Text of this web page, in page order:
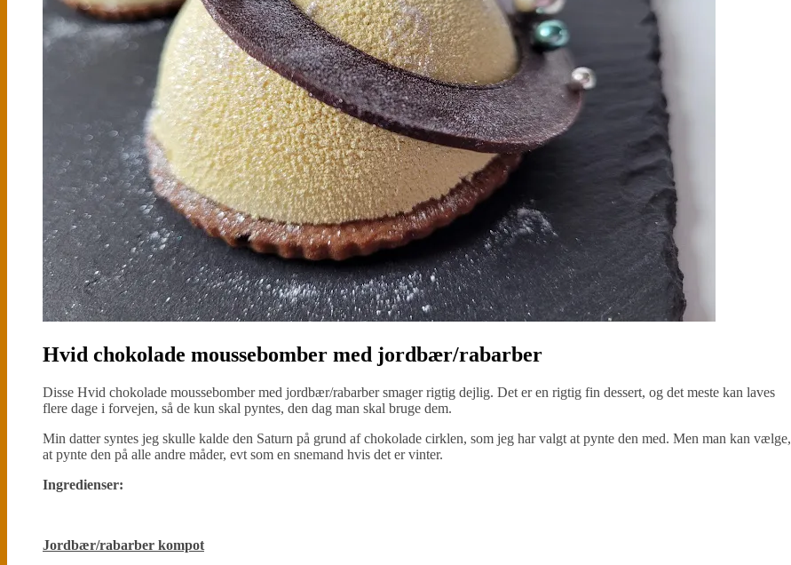
Hvid chokolade moussebomber med jordbær/rabarber
Disse Hvid chokolade moussebomber med jordbær/rabarber smager rigtig dejlig. Det er en rigtig fin dessert, og det meste kan laves
flere dage i forvejen, så de kun skal pyntes, den dag man skal bruge dem.
Min datter syntes jeg skulle kalde den Saturn på grund af chokolade cirklen, som jeg har valgt at pynte den med. Men man kan vælge,
at pynte den på alle andre måder, evt som en snemand hvis det er vinter.
Ingredienser:
Jordbær/rabarber kompot